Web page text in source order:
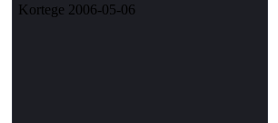
Kortege 2006-05-06